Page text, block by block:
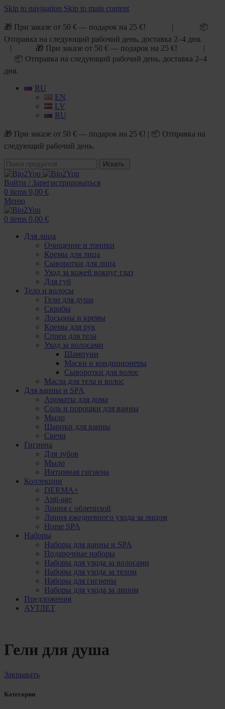
Skip to navigation Skip to main content
🎁 При заказе от 50 € — подарок на 25 €! | 📦
Отправка на следующий рабочий день, доставка 2–4 дня.
| 🎁 При заказе от 50 € — подарок на 25 €! |
📦 Отправка на следующий рабочий день, доставка 2–4
дня.
RU
EN
LV
RU
🎁 При заказе от 50 € — подарок на 25 €! | 📦 Отправка на
следующий рабочий день.
Искать
Войти / Зарегистрироваться
0 items 0,00 €
Меню
0 items 0,00 €
Для лица
Очищение и тоники
Кремы для лица
Сыворотки для лица
Уход за кожей вокруг глаз
Для губ
Тело и волосы
Гели для душа
Скрабы
Лосьоны и кремы
Кремы для рук
Спреи для тела
Уход за волосами
Шампуни
Маски и кондиционеры
Сыворотки для волос
Масла для тела и волос
Для ванны и SPA
Ароматы для дома
Соль и порошки для ванны
Мыло
Шарики для ванны
Свечи
Гигиена
Для зубов
Мыло
Интимная гигиена
Коллекции
DERMA+
Anti-age
Линия с облепихой
Линия ежедневного ухода за лицом
Home SPA
Наборы
Наборы для ванны и SPA
Подарочные наборы
Наборы для ухода за волосами
Наборы для ухода за телом
Наборы для гигиены
Наборы для ухода за лицом
Предложения
АУТЛЕТ
Гели для душа
Закрывать
Категории